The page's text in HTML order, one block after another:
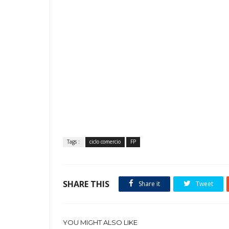
Tags : ciclo comercio FP
SHARE THIS Share it Tweet
YOU MIGHT ALSO LIKE